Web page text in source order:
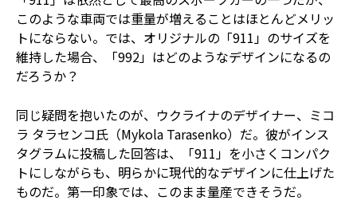
このような車両では重量が増えることはほとんどメリッ
トにならない。では、オリジナルの「911」のサイズを
維持した場合、「992」はどのようなデザインになるの
だろうか？
同じ疑問を抱いたのが、ウクライナのデザイナー、ミコ
ラ タラセンコ氏（Mykola Tarasenko）だ。彼がインス
タグラムに投稿した回答は、「911」を小さくコンパク
トにしながらも、明らかに現代的なデザインに仕上げた
ものだ。第一印象では、このまま量産できそうだ。